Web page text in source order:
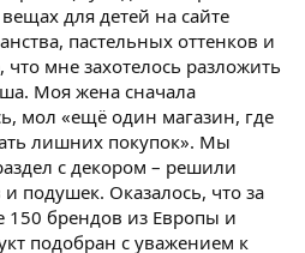
для детей на сайте
пастельных оттенков и
мне захотелось разложить
Моя жена сначала
мол «ещё один магазин, где
лишних покупок». Мы
с декором – решили
и подушек. Оказалось, что за
150 брендов из Европы и
подобран с уважением к